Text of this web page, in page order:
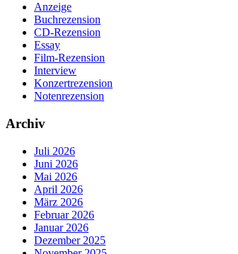
Anzeige
Buchrezension
CD-Rezension
Essay
Film-Rezension
Interview
Konzertrezension
Notenrezension
Archiv
Juli 2026
Juni 2026
Mai 2026
April 2026
März 2026
Februar 2026
Januar 2026
Dezember 2025